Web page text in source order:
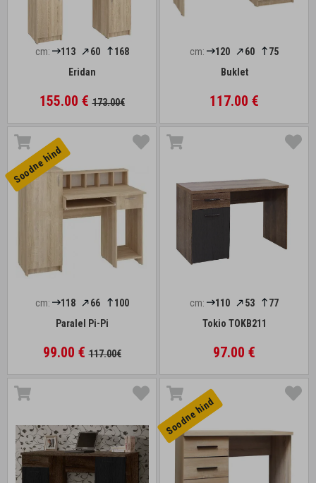
cm: 113 60
168
Eridan
155.00 €173.00€
cm: 120 60
75
Buklet
117.00 €
Soodne hind
cm: 118 66
100
Paralel Pi-Pi
99.00 €117.00€
cm: 110 53
77
Tokio TOKB211
97.00 €
Soodne hind